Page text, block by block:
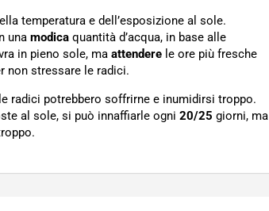
temperatura e dell’esposizione al sole.
una modica quantità d’acqua, in base alle
in pieno sole, ma attendere le ore più fresche
non stressare le radici.
radici potrebbero soffrirne e inumidirsi troppo.
al sole, si può innaffiarle ogni 20/25 giorni, ma